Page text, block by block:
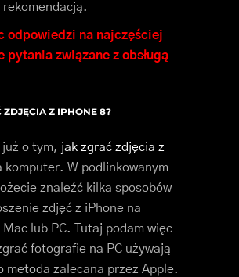
rekomendacją.
odpowiedzi na najczęściej
pytania związane z obsługą
ZDJĘCIA Z IPHONE 8?
już o tym, jak zgrać zdjęcia z
komputer. W podlinkowanym
znaleźć kilka sposobów
zdjęć z iPhone na
lub PC. Tutaj podam więc
fotografie na PC używają
metoda zalecana przez Apple.